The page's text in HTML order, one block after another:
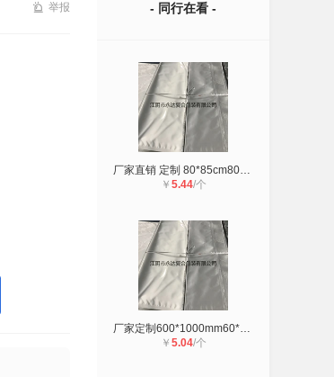
举报 - 同行在看 -
厂家直销 定制 80*85cm800*850mm铝箔
￥ 5.44/个
厂家定制600*1000mm60*100cm单面12丝
￥ 5.04/个